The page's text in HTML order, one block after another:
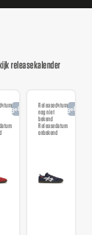
releasekalender
AangekondigdReleasedatum
nog niet
bekend
Releasedatum
onbekend